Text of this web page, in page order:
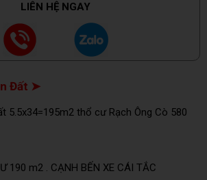
LIÊN HỆ NGAY
Đất ➤
5.5x34=195m2 thổ cư Rạch Ông Cò 580
190 m2 . CẠNH BẾN XE CÁI TẮC